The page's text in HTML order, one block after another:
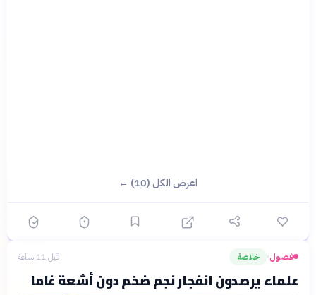
اعرض الكل (10) ←
فضول› خلاصة قبل 11 ساعة
علماء يرصدون انفجار نجم ضخم دون أشعة غاما